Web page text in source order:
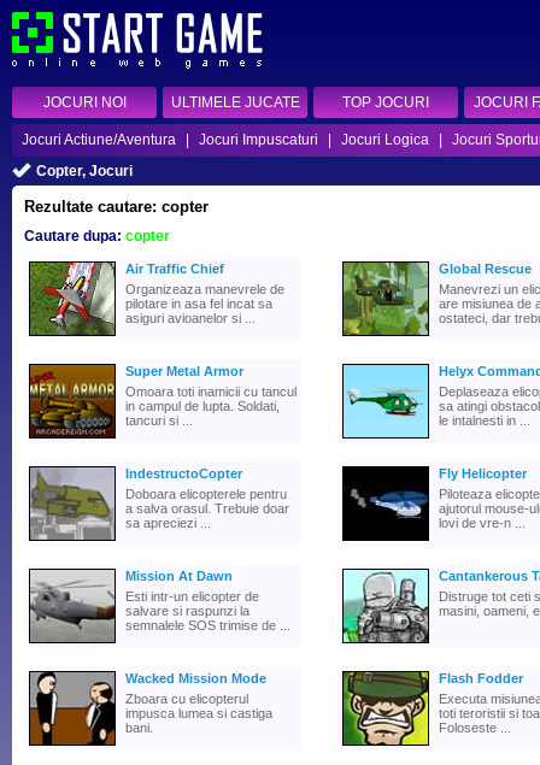
JOCURI NOI ULTIMELE JUCATE TOP JOCURI JOCURI
Jocuri Actiune/Aventura Jocuri Impuscaturi Jocuri Logica
Jocuri
Copter, Jocuri
Rezultate cautare: copter
Cautare dupa: copter
Air Traffic Chief
Organizeaza manevrele de
pilotare in asa fel incat sa
asiguri avioanelor si ...
Global Rescue
Manevrezi un
are misiunea de
ostateci, dar
Super Metal Armor
Omoara toti inamicii cu tancul
in campul de lupta. Soldati,
tancuri si ...
Helyx
Deplaseaza
sa atingi
le intalnesti in ...
IndestructoCopter
Doboara elicopterele pentru
a salva orasul. Trebuie doar
sa apreciezi ...
Fly Helicopter
Piloteaza
ajutorul mouse-
lovi de vre-n ...
Mission At Dawn
Esti intr-un elicopter de
salvare si raspunzi la
semnalele SOS trimise de ...
Cantankerous
Distruge tot ceti
masini, oameni,
Wacked Mission Mode
Zboara cu elicopterul
impusca lumea si castiga
bani.
Flash Fodder
Executa
toti teroristii si
Foloseste ...